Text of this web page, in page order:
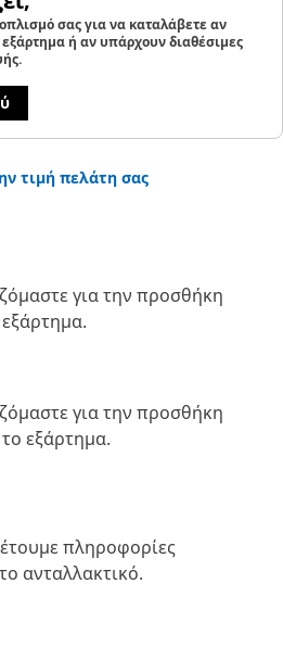
σας για να καταλάβετε αν
εξάρτημα ή αν υπάρχουν διαθέσιμες
τιμή πελάτη σας
για την προσθήκη
για την προσθήκη
εξάρτημα.
πληροφορίες
ανταλλακτικό.